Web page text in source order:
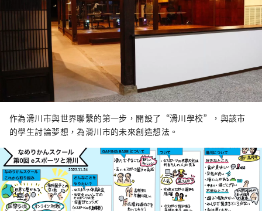
作為滑川市與世界聯繫的第一步，開設了“滑川學校”，與該市
的學生討論夢想，為滑川市的未來創造想法。